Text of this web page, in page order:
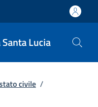
Lucia
civile /